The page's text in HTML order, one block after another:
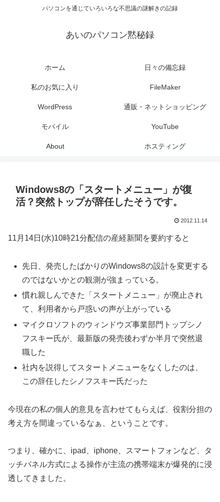
パソコンを通じていろいろな不思議の謎解きの記録
あいのパソコン黙秘録
ホーム 日々の備忘録
私のお気に入り FileMaker
WordPress 通販・ネットショッピング
モバイル YouTube
About ホスティング
Windows8の「スタートメニュー」が復
活？突然トップが辞任したそうです。
2012.11.14
11月14日(水)10時21分配信の産経新聞を要約すると
先日、発売したばかりのWindows8の設計を変更する
のではないかとの観測が強まっている。
慣れ親しんできた「スタートメニュー」が廃止され
て、利用者から戸惑いの声が上がっている
マイクロソフトのウィンドウズ事業部門トップシノ
フスキー氏が、最新版の発売後わずか半月で突然退
職した
社内を説得してスタートメニューをなくしたのは、
この辞任したシノフスキー氏だった
今現在の私の個人的意見を言わせてもらえば、役割分担の
考え方を間違っているなぁ、ということです。
つまり、確かに、ipad、iphone、スマートフォンなど、タ
ッチパネル方式による操作が主流の携帯端末が爆発的に浸
透してきました。